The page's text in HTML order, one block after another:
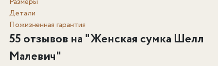
Детали
Пожизненная гарантия
55 отзывов на "Женская сумка Шелл
Малевич"